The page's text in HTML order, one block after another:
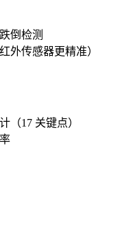
倒检测
外传感器更精准）
（17 关键点）